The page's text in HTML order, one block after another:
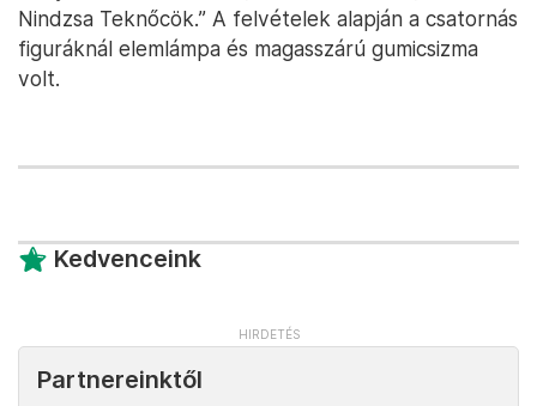
Nindzsa Teknőcök.” A felvételek alapján a csatornás
figuráknál elemlámpa és magasszárú gumicsizma
volt.
Kedvenceink
Partnereinktől